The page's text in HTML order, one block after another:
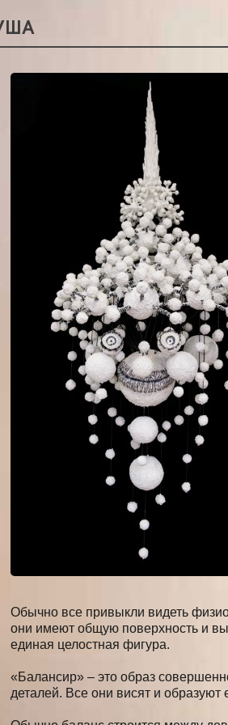
Обычно все привыкли видеть
они имеют общую поверхность и
единая целостная фигура.
«Балансир» – это образ
деталей. Все они висят и